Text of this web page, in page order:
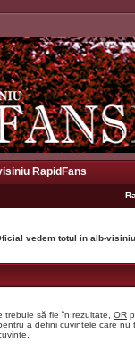
RapidFans
vedem totul in alb-
trebuie să fie în rezultate, OR
a defini cuvintele care nu